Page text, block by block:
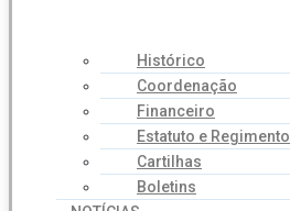
Histórico
Coordenação
Financeiro
Estatuto e Regimento
Cartilhas
Boletins